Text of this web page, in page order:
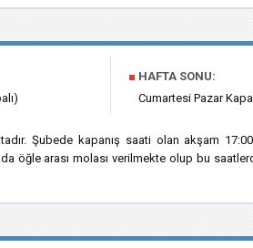
■ HAFTA SONU:
Cumartesi Pazar
Şubede kapanış saati olan akşam
öğle arası molası verilmekte olup bu